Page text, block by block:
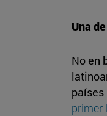
Una
No en
primer